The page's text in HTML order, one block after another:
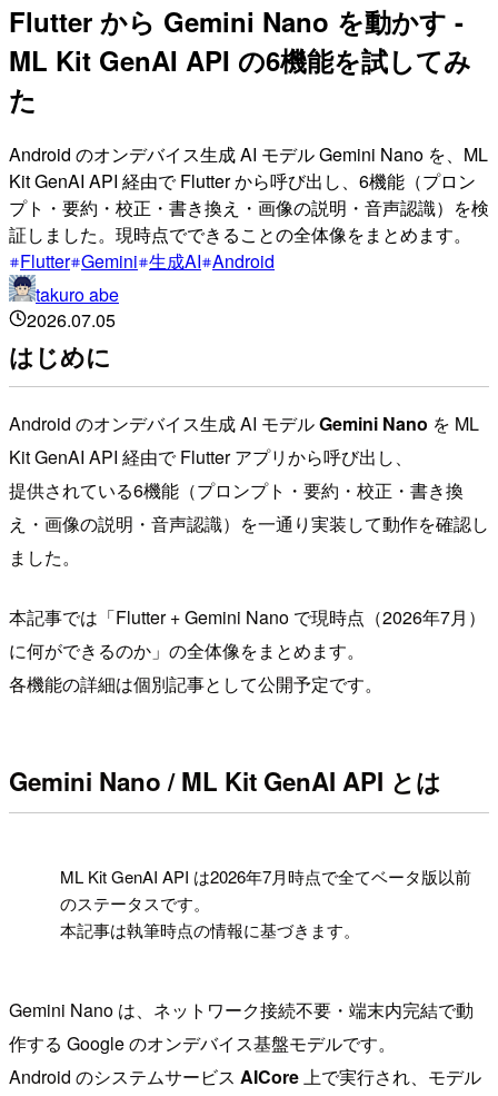
Flutter から Gemini Nano を動かす -
ML Kit GenAI API の6機能を試してみ
た
Android のオンデバイス生成 AI モデル Gemini Nano を、ML
Kit GenAI API 経由で Flutter から呼び出し、6機能（プロン
プト・要約・校正・書き換え・画像の説明・音声認識）を検
証しました。現時点でできることの全体像をまとめます。
Flutter Gemini 生成AI Android
takuro abe
2026.07.05
はじめに
Android のオンデバイス生成 AI モデルGemini Nano を ML
Kit GenAI API 経由で Flutter アプリから呼び出し、
提供されている6機能（プロンプト・要約・校正・書き換
え・画像の説明・音声認識）を一通り実装して動作を確認し
ました。
本記事では「Flutter + Gemini Nano で現時点（2026年7月）
に何ができるのか」の全体像をまとめます。
各機能の詳細は個別記事として公開予定です。
Gemini Nano / ML Kit GenAI API とは
ML Kit GenAI API は2026年7月時点で全てベータ版以前
のステータスです。
本記事は執筆時点の情報に基づきます。
Gemini Nano は、ネットワーク接続不要・端末内完結で動
作する Google のオンデバイス基盤モデルです。
Android のシステムサービス AICore上で実行され、モデル